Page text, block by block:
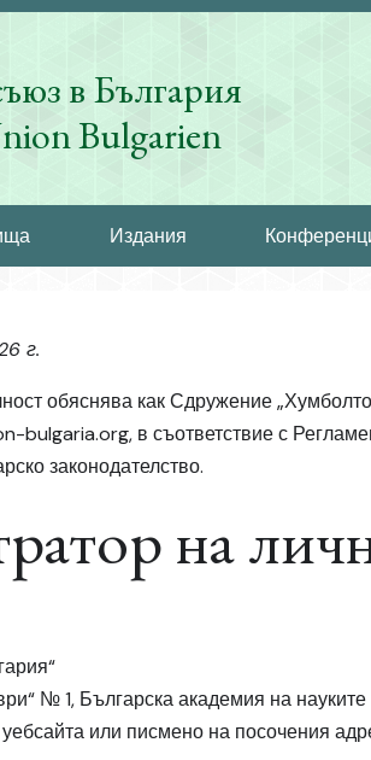
в България
Bulgarien
Издания
г.
обяснява как Сдружение
bulgaria.org, в съответствие с
законодателство.
на
№ 1, Българска академия на науките
или писмено на посочения